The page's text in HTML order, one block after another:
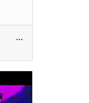
...